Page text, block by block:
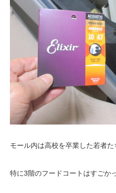
モール内は高校を卒業した若者た
特に3階のフードコートはすごかっ